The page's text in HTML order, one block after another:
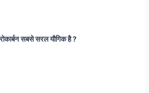
सबसे सरल यौगिक है ?